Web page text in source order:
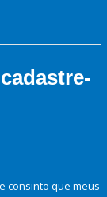
consinto que meus